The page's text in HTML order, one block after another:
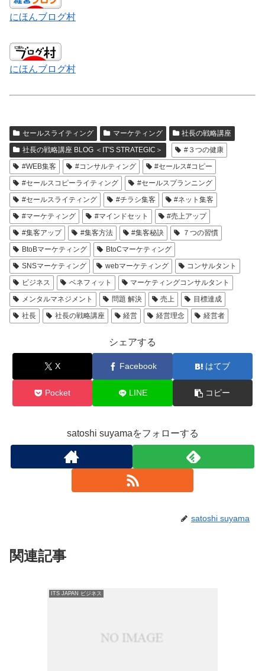
にほんブログ村
にほんブログ村
セールスライティング マーケティング
社長の戦略講座
社長の戦略講座 BLOG ＜IT'S STRATEGIC＞
#３つの健康
#WEB集客
#コンサルティング
#セールス#コピー
#セールスコピーライティング
#セールスプランニング
#セールスライティング
#チラシ集客
#ネット集客
#マーケティング
#マインドセット
#売上アップ
#集客アップ
#集客方法 #集客秘訣
７つの習慣
BtoBマーケティング
BtoCマーケティング
SNSマーケティング
webマーケティング
コンサルタント
ビジネス
ベネフィット
マーケティングコンサルタント
メンタルマネジメント
問題 解決 売上
目標達成
社長
社長の戦略講座 経営 経営理念 経営者
シェアする
X Facebook はてブ
Pocket LINE コピー
satoshi suyamaをフォローする
satoshi suyama
関連記事
ITS JAPAN ビジネス